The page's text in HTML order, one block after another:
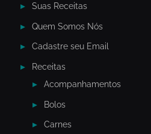
Suas Receitas
Quem Somos Nós
Cadastre seu Email
Receitas
Acompanhamentos
Bolos
Carnes